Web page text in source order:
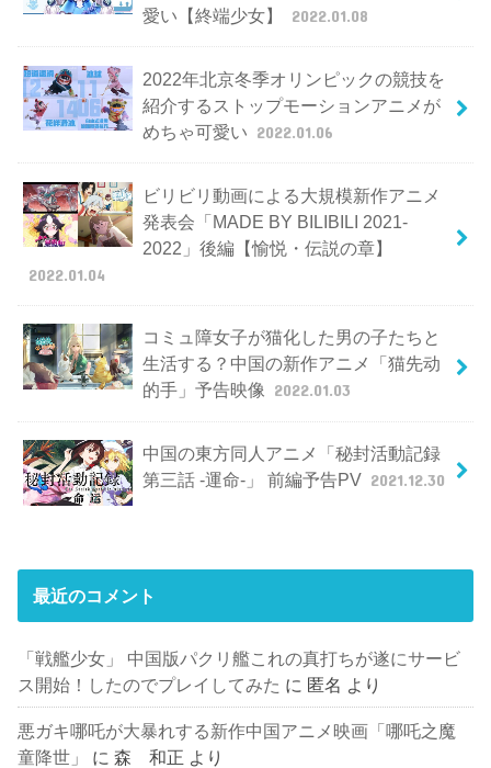
愛い【終端少女】
2022.01.08
2022年北京冬季オリンピックの競技を
紹介するストップモーションアニメが
めちゃ可愛い 2022.01.06
ビリビリ動画による大規模新作アニメ
発表会「MADE BY BILIBILI 2021-
2022」後編【愉悦・伝説の章】
2022.01.04
コミュ障女子が猫化した男の子たちと
生活する？中国の新作アニメ「猫先动
的手」予告映像
2022.01.03
中国の東方同人アニメ「秘封活動記録
第三話 -運命-」 前編予告PV 2021.12.30
最近のコメント
「戦艦少女」 中国版パクリ艦これの真打ちが遂にサービ
ス開始！したのでプレイしてみた に 匿名 より
悪ガキ哪吒が大暴れする新作中国アニメ映画「哪吒之魔
童降世」
に森 和正 より